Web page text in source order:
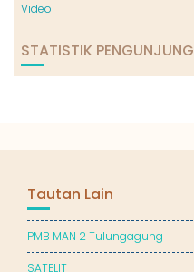
Video
STATISTIK PENGUNJUNG
Tautan Lain
PMB MAN 2 Tulungagung
SATELIT